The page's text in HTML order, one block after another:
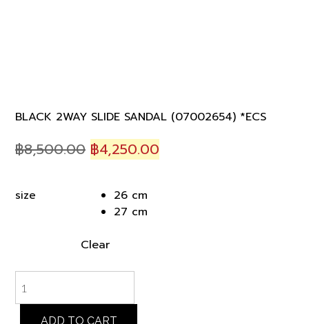
BLACK 2WAY SLIDE SANDAL (07002654) *ECS
฿8,500.00 Original
was:
฿8,500.00.
฿4,250.00
size
26 cm
27 cm
Clear
2WAY
SLIDE
ADD TO CART